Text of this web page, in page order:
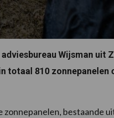
Wijsman uit
totaal 810 zonnepanelen
zonnepanelen, bestaande